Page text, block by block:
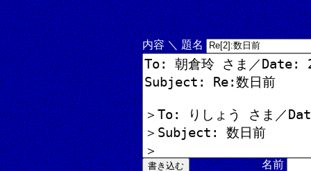
内容 ＼ 題名
名前